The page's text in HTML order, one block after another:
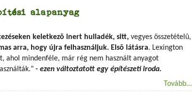
alapanyag
keletkezõ inert hulladék, sitt, vegyes összetételû,
arra, hogy újra felhasználjuk. Elsõ látásra. Lexington
ahol mindenféle, már rég nem használt anyagot
- ezen változtatott egy építészeti iroda.
Tovább...